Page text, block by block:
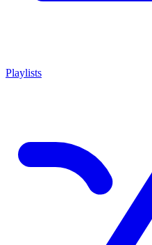
Playlists